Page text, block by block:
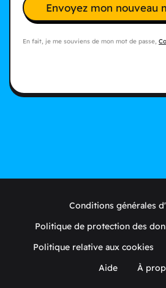
Envoyez mon nouveau
En fait, je me souviens de mon mot de passe,
Conditions générales
Politique de protection des
Politique relative aux cookies
Aide
À